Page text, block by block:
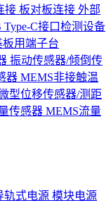
接 板对板连接 外部
Type-C接口检测设备
板用端子台
振动传感器/倾倒传
器 MEMS非接触温
型位移传感器/测距
传感器 MEMS流量
轨式电源 模块电源